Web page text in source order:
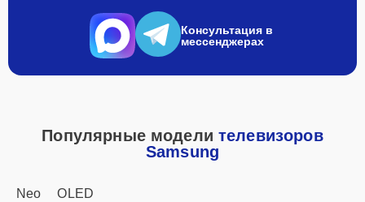
Консультация в
мессенджерах
Популярные моделителевизоров
Samsung
Neo OLED